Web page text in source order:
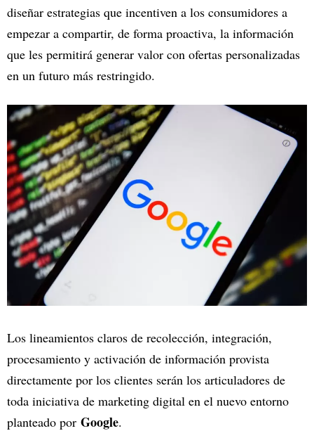
diseñar estrategias que incentiven a los consumidores a
empezar a compartir, de forma proactiva, la información
que les permitirá generar valor con ofertas personalizadas
en un futuro más restringido.
Los lineamientos claros de recolección, integración,
procesamiento y activación de información provista
directamente por los clientes serán los articuladores de
toda iniciativa de marketing digital en el nuevo entorno
planteado por Google.